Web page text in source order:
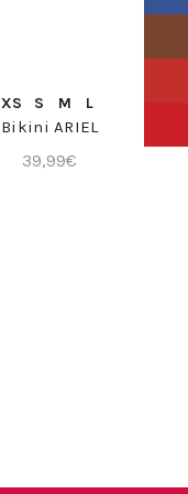
COMPRA RÁPIDA
XS S M L
Bikini ARIEL
39,99€